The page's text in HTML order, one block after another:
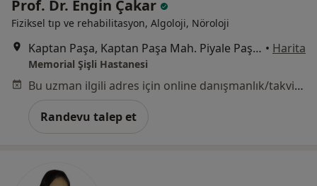
Prof. Dr. Engin Çakar
Fiziksel tıp ve rehabilitasyon, Algoloji, Nöroloji
Kaptan Paşa, Kaptan Paşa Mah. Piyale Paşa Bulv, Okmeydanı Cd. No: 4, 34384 Şişli/İstanbul, Şişli • Harita
Memorial Şişli Hastanesi
Bu uzman ilgili adres için online danışmanlık/takvim sunmuyor.
Randevu talep et